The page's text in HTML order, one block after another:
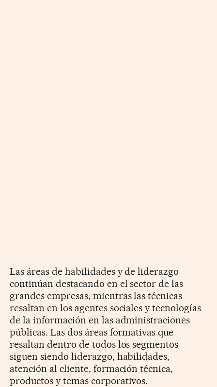
Las áreas de habilidades y de liderazgo
continúan destacando en el sector de las
grandes empresas, mientras las técnicas
resaltan en los agentes sociales y tecnologías
de la información en las administraciones
públicas. Las dos áreas formativas que
resaltan dentro de todos los segmentos
siguen siendo liderazgo, habilidades,
atención al cliente, formación técnica,
productos y temas corporativos.